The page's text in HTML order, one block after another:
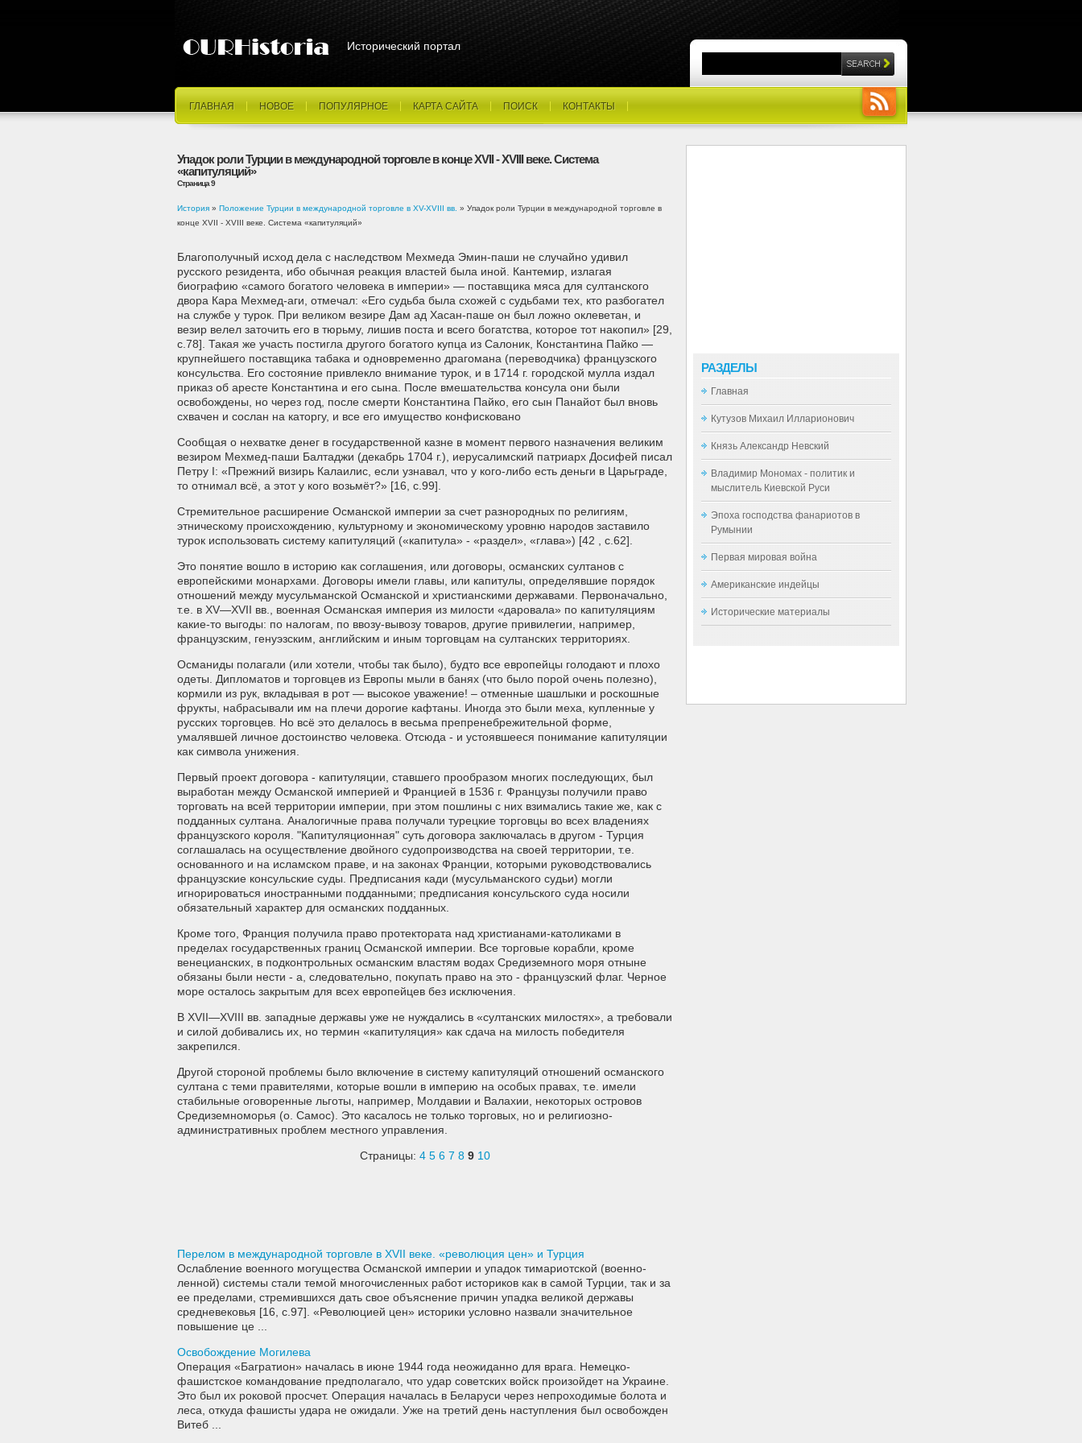
Исторический портал
ГЛАВНАЯ НОВОЕ ПОПУЛЯРНОЕ КАРТА САЙТА ПОИСК КОНТАКТЫ
Упадок роли Турции в международной торговле в конце XVII - XVIII веке. Система
«капитуляций»
Страница 9
История » Положение Турции в международной торговле в XV-XVIII вв. » Упадок роли Турции в международной торговле в
конце XVII - XVIII веке. Система «капитуляций»
Благополучный исход дела с наследством Мехмеда Эмин-паши не случайно удивил
русского резидента, ибо обычная реакция властей была иной. Кантемир, излагая
биографию «самого богатого человека в империи» — поставщика мяса для султанского
двора Кара Мехмед-аги, отмечал: «Его судьба была схожей с судьбами тех, кто разбогател
на службе у турок. При великом везире Дам ад Хасан-паше он был ложно оклеветан, и
везир велел заточить его в тюрьму, лишив поста и всего богатства, которое тот накопил» [29,
с.78]. Такая же участь постигла другого богатого купца из Салоник, Константина Пайко —
крупнейшего поставщика табака и одновременно драгомана (переводчика) французского
консульства. Его состояние привлекло внимание турок, и в 1714 г. городской мулла издал
приказ об аресте Константина и его сына. После вмешательства консула они были
освобождены, но через год, после смерти Константина Пайко, его сын Панайот был вновь
схвачен и сослан на каторгу, и все его имущество конфисковано
Сообщая о нехватке денег в государственной казне в момент первого назначения великим
везиром Мехмед-паши Балтаджи (декабрь 1704 г.), иерусалимский патриарх Досифей писал
Петру I: «Прежний визирь Калаилис, если узнавал, что у кого-либо есть деньги в Царьграде,
то отнимал всё, а этот у кого возьмёт?» [16, с.99].
Стремительное расширение Османской империи за счет разнородных по религиям,
этническому происхождению, культурному и экономическому уровню народов заставило
турок использовать систему капитуляций («капитула» - «раздел», «глава») [42 , c.62].
Это понятие вошло в историю как соглашения, или договоры, османских султанов с
европейскими монархами. Договоры имели главы, или капитулы, определявшие порядок
отношений между мусульманской Османской и христианскими державами. Первоначально,
т.е. в XV—XVII вв., военная Османская империя из милости «даровала» по капитуляциям
какие-то выгоды: по налогам, по ввозу-вывозу товаров, другие привилегии, например,
французским, генуэзским, английским и иным торговцам на султанских территориях.
Османиды полагали (или хотели, чтобы так было), будто все европейцы голодают и плохо
одеты. Дипломатов и торговцев из Европы мыли в банях (что было порой очень полезно),
кормили из рук, вкладывая в рот — высокое уважение! – отменные шашлыки и роскошные
фрукты, набрасывали им на плечи дорогие кафтаны. Иногда это были меха, купленные у
русских торговцев. Но всё это делалось в весьма препренебрежительной форме,
умалявшей личное достоинство человека. Отсюда - и устоявшееся понимание капитуляции
как символа унижения.
Первый проект договора - капитуляции, ставшего прообразом многих последующих, был
выработан между Османской империей и Францией в 1536 г. Французы получили право
торговать на всей территории империи, при этом пошлины с них взимались такие же, как с
подданных султана. Аналогичные права получали турецкие торговцы во всех владениях
французского короля. "Капитуляционная" суть договора заключалась в другом - Турция
соглашалась на осуществление двойного судопроизводства на своей территории, т.е.
основанного и на исламском праве, и на законах Франции, которыми руководствовались
французские консульские суды. Предписания кади (мусульманского судьи) могли
игнорироваться иностранными подданными; предписания консульского суда носили
обязательный характер для османских подданных.
Кроме того, Франция получила право протектората над христианами-католиками в
пределах государственных границ Османской империи. Все торговые корабли, кроме
венецианских, в подконтрольных османским властям водах Средиземного моря отныне
обязаны были нести - а, следовательно, покупать право на это - французский флаг. Черное
море осталось закрытым для всех европейцев без исключения.
В XVII—XVIII вв. западные державы уже не нуждались в «султанских милостях», а требовали
и силой добивались их, но термин «капитуляция» как сдача на милость победителя
закрепился.
Другой стороной проблемы было включение в систему капитуляций отношений османского
султана с теми правителями, которые вошли в империю на особых правах, т.е. имели
стабильные оговоренные льготы, например, Молдавии и Валахии, некоторых островов
Средиземноморья (о. Самос). Это касалось не только торговых, но и религиозно-
административных проблем местного управления.
Страницы: 4 5 6 7 8 9 10
Перелом в международной торговле в XVII веке. «революция цен» и Турция
Ослабление военного могущества Османской империи и упадок тимариотской (военно-
ленной) системы стали темой многочисленных работ историков как в самой Турции, так и за
ее пределами, стремившихся дать свое объяснение причин упадка великой державы
средневековья [16, c.97]. «Революцией цен» историки условно назвали значительное
повышение це ...
Освобождение Могилева
Операция «Багратион» началась в июне 1944 года неожиданно для врага. Немецко-
фашистское командование предполагало, что удар советских войск произойдет на Украине.
Это был их роковой просчет. Операция началась в Беларуси через непроходимые болота и
леса, откуда фашисты удара не ожидали. Уже на третий день наступления был освобожден
Витеб ...
РАЗДЕЛЫ
Главная
Кутузов Михаил Илларионович
Князь Александр Невский
Владимир Мономах - политик и
мыслитель Киевской Руси
Эпоха господства фанариотов в
Румынии
Первая мировая война
Американские индейцы
Исторические материалы